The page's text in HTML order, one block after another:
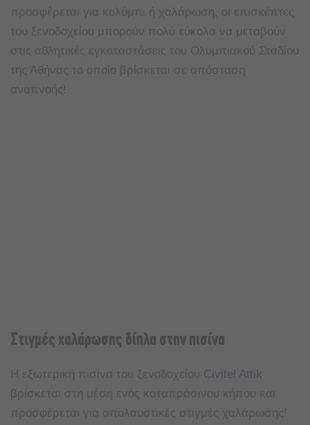
προσφέρεται για κολύμπι ή χαλάρωση, οι επισκέπτες
του ξενοδοχείου μπορούν πολύ εύκολα να μεταβούν
στις αθλητικές εγκαταστάσεις του Ολυμπιακού Σταδίου
της Αθήνας το οποίο βρίσκεται σε απόσταση
αναπνοής!
Στιγμές χαλάρωσης δίπλα στην πισίνα
Η εξωτερική πισίνα του ξενοδοχείου Civitel Attik
βρίσκεται στη μέση ενός καταπράσινου κήπου και
προσφέρεται για απολαυστικές στιγμές χαλάρωσης!